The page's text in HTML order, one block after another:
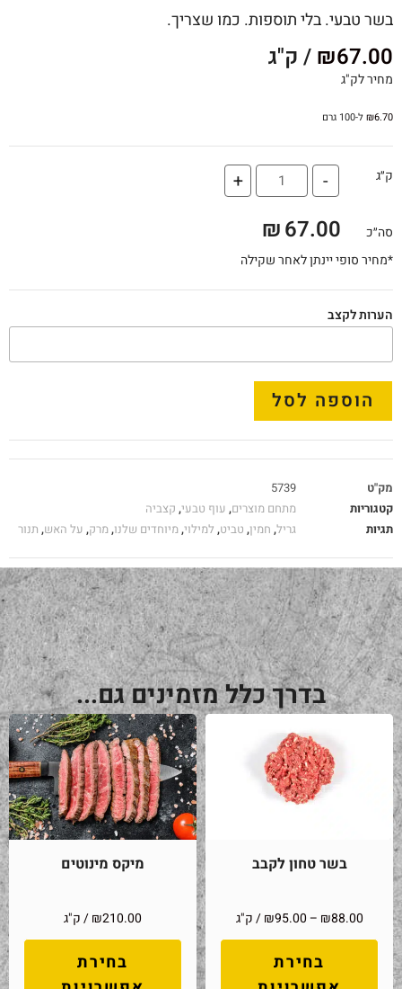
בשר טבעי. בלי תוספות. כמו שצריך.
₪67.00 / ק"ג
מחיר לק"ג
₪6.70 ל-100 גרם
ק״ג -
+
סה״כ 67.00
₪
*מחיר סופי יינתן לאחר שקילה
הערות לקצב
הוספה לסל
מק"ט
5739
קטגוריות
מתחם מוצרים, עוף טבעי, קצביה
תגיות
גריל, חמין, טביט, למילוי,מיוחדים שלנו,מרק, על האש, תנור
בדרך כלל מזמינים גם...
בשר טחון לקבב
₪88.00
–
₪95.00 / ק"ג
בחירת
מיקס מינוטים
₪210.00 / ק"ג
בחירת